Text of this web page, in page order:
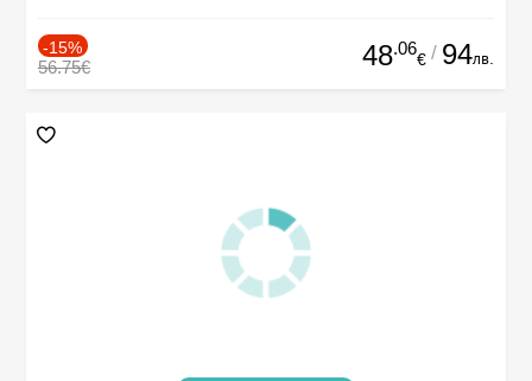
-15%
56.75€ 48.06
€ / 94лв.